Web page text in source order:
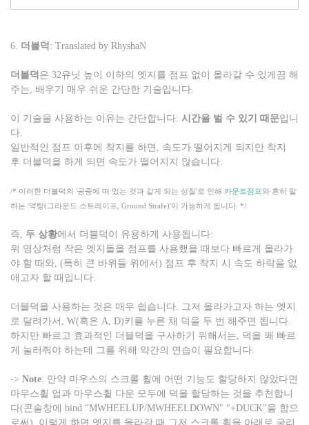
6. 더블덕 : Translated by RhyshaN
더블덕 은 32유닛 높이 이하의 엣지를 점프 없이 올라갈 수 있게끔 해
주는, 배우기 매우 쉬운 간단한 기술입니다.
이 기술을 사용하는 이유는 간단합니다: 시간을 벌 수 있기 때문입니
다.
일반적인 점프 이후에 착지를 하면, 속도가 떨어지게 되지만 착지
후 더블덕을 하게 되면 속도가 떨어지지 않습니다.
/* 이러한 더블덕의 '공중에 떠 있는 것과 같게 되는 성질'로 인해 카운트점프와 흔히 말
하는 '덕팅(그라운드 스트레이프, Ground Strafe)'이 가능하게 됩니다. */
즉, 두 상황에서 더블덕이 유용하게 사용됩니다:
위 영상처럼 작은 엣지들을 점프를 사용했을 때보다 빠르게 올라가
야 할 때와, (특히 큰 바위들 위에서) 점프 후 착지 시 속도 하락을 없
애고자 할 때입니다.
더블덕을 사용하는 것은 매우 쉽습니다. 그저 올라가고자 하는 엣지
로 달려가서, W(혹은 A, D)키를 누른 채 덕을 두 번 해주면 됩니다.
하지만 빠르고 효과적인 더블덕을 구사하기 위해서는, 덕을 꽤 빠르
게 눌러줘야 하는데 그를 위해 약간의 연습이 필요합니다.
-> Note: 만약 마우스의 스크롤 휠에 어떤 기능도 할당하지 않았다면
마우스휠 업과 마우스휠 다운 모두에 덕을 할당하는 것을 추천합니
다(콘솔창에 bind "MWHEELUP/MWHEELDOWN" "+DUCK"을 함으
로써). 이렇게 하면 엣지를 올라갈 때 그저 스크롤 휠을 아래로 굴리